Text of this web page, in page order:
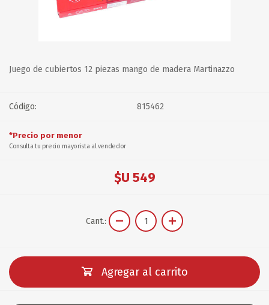
Juego de cubiertos 12 piezas mango de madera Martinazzo
Código: 815462
*Precio por menor
Consulta tu precio mayorista al vendedor
$U 549
Cant.:
Agregar al carrito